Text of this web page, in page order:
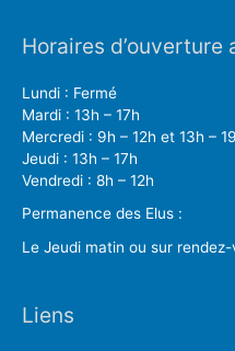
Horaires d’ouverture
Lundi : Fermé
Mardi : 13h – 17h
Mercredi : 9h – 12h et 13h –
Jeudi : 13h – 17h
Vendredi : 8h – 12h
Permanence des Elus :
Le Jeudi matin ou sur
Liens